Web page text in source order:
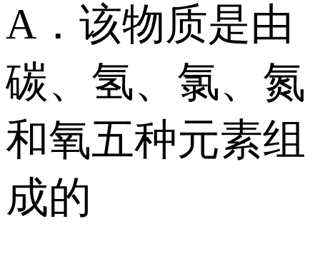
A．该物质是由
碳、氢、氯、氮
和氧五种元素组
成的